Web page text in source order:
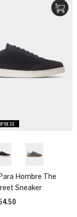
Hombre The
Sneaker